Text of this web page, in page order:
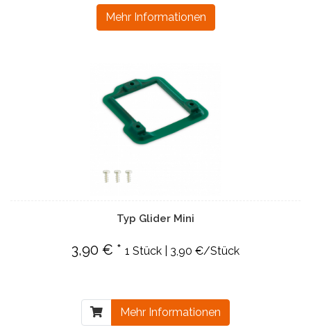
Mehr Informationen
Typ Glider Mini
3,90 € * 1 Stück | 3,90 €/Stück
Mehr Informationen